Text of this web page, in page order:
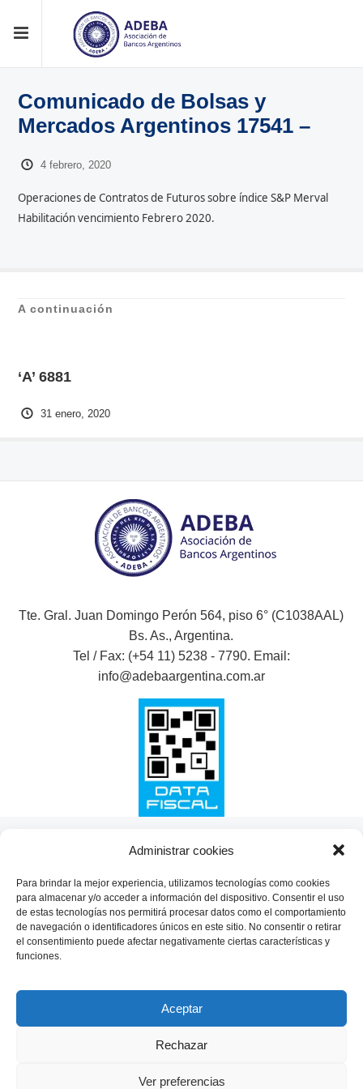
Administrar cookies
Para brindar la mejor experiencia, utilizamos tecnologías como cookies
para almacenar y/o acceder a información del dispositivo. Consentir el uso
de estas tecnologías nos permitirá procesar datos como el comportamiento
de navegación o identificadores únicos en este sitio. No consentir o retirar
el consentimiento puede afectar negativamente ciertas características y
funciones.
Aceptar
Rechazar
Ver preferencias
Comunicado de Bolsas y
Mercados Argentinos 17541 –
4 febrero, 2020
Operaciones de Contratos de Futuros sobre índice S&P Merval
Habilitación vencimiento Febrero 2020.
A continuación
‘A’ 6881
31 enero, 2020
Tte. Gral. Juan Domingo Perón 564, piso 6° (C1038AAL)
Bs. As., Argentina.
Tel / Fax: (+54 11) 5238 - 7790. Email:
info@adebaargentina.com.ar
Tweet